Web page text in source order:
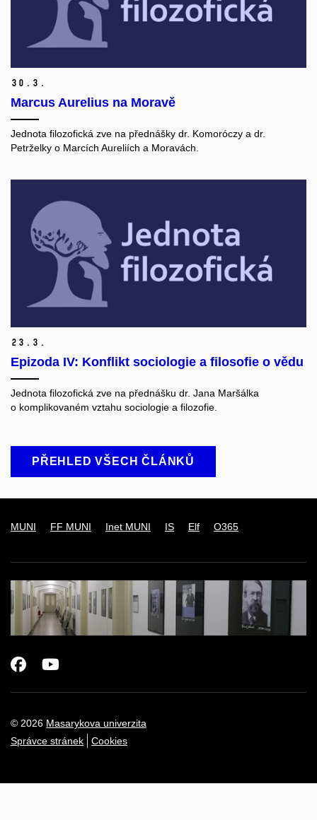
30. 3.
Marcus Aurelius na Moravě
Jednota filozofická zve na přednášky dr. Komoróczy a dr.
Petrželky o Marcích Aureliích a Moravách.
23. 3.
Epizoda IV: Konflikt sociologie a filosofie o vědu
Jednota filozofická zve na přednášku dr. Jana Maršálka
o komplikovaném vztahu sociologie a filozofie.
PŘEHLED VŠECH ČLÁNKŮ
MUNI FF MUNI Inet MUNI IS Elf O365
© 2026 Masarykova univerzita
Správce stránek
Cookies
Facebook